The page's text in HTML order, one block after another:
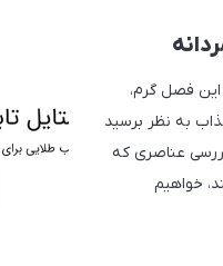
فصل گرم،
به نظر برسید
عناصری که
خواهیم